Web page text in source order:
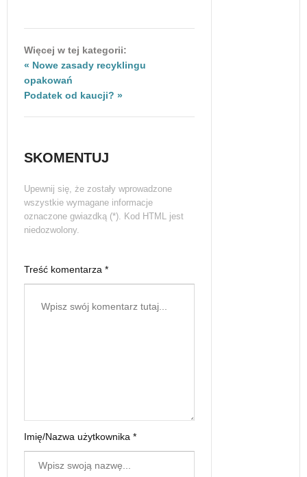
Więcej w tej kategorii:
« Nowe zasady recyklingu
opakowań
Podatek od kaucji? »
SKOMENTUJ
Upewnij się, że zostały wprowadzone
wszystkie wymagane informacje
oznaczone gwiazdką (*). Kod HTML jest
niedozwolony.
Treść komentarza *
Imię/Nazwa użytkownika *